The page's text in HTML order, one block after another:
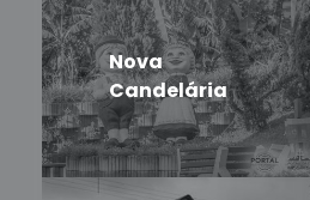
Nova
Candelária